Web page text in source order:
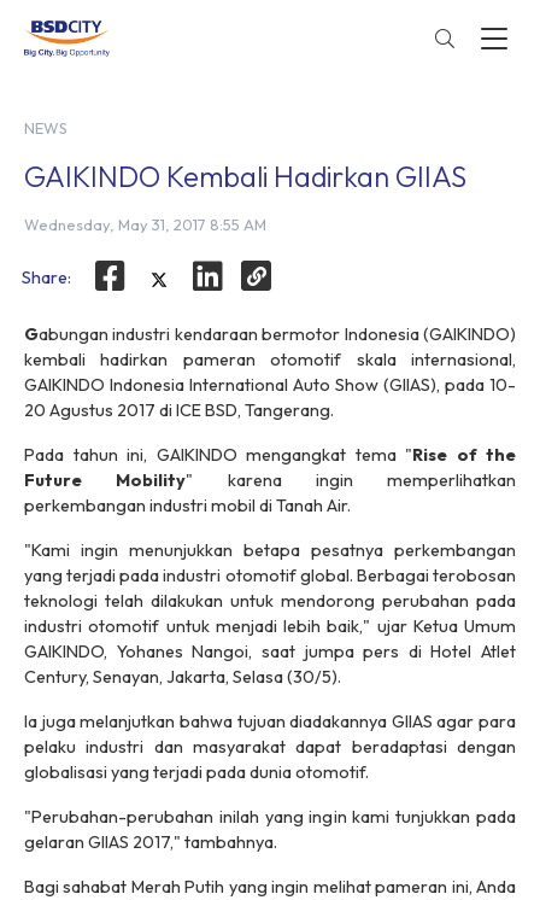
NEWS
GAIKINDO Kembali Hadirkan GIIAS
Wednesday, May 31, 2017 8:55 AM
Share:
Gabungan industri kendaraan bermotor Indonesia (GAIKINDO)
kembali hadirkan pameran otomotif skala internasional,
GAIKINDO Indonesia International Auto Show (GIIAS), pada 10-
20 Agustus 2017 di ICE BSD, Tangerang.
Pada tahun ini, GAIKINDO mengangkat tema "Rise of the
Future Mobility" karena ingin memperlihatkan
perkembangan industri mobil di Tanah Air.
"Kami ingin menunjukkan betapa pesatnya perkembangan
yang terjadi pada industri otomotif global. Berbagai terobosan
teknologi telah dilakukan untuk mendorong perubahan pada
industri otomotif untuk menjadi lebih baik," ujar Ketua Umum
GAIKINDO, Yohanes Nangoi, saat jumpa pers di Hotel Atlet
Century, Senayan, Jakarta, Selasa (30/5).
Ia juga melanjutkan bahwa tujuan diadakannya GIIAS agar para
pelaku industri dan masyarakat dapat beradaptasi dengan
globalisasi yang terjadi pada dunia otomotif.
"Perubahan-perubahan inilah yang ingin kami tunjukkan pada
gelaran GIIAS 2017," tambahnya.
Bagi sahabat Merah Putih yang ingin melihat pameran ini, Anda